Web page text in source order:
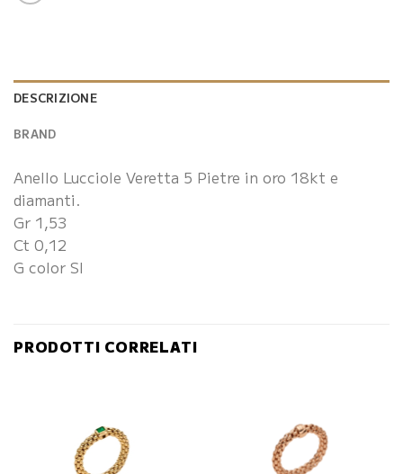
DESCRIZIONE
BRAND
Anello Lucciole Veretta 5 Pietre in oro 18kt e
diamanti.
Gr 1,53
Ct 0,12
G color SI
PRODOTTI CORRELATI